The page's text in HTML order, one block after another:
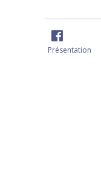
Présentation